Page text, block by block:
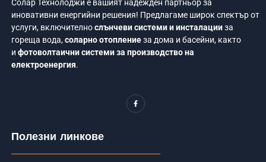
Солар Технолоджи е вашият надежден партньор за
иновативни енергийни решения! Предлагаме широк спектър от
услуги, включителнослънчеви системи и инсталацииза
гореща вода,соларно отоплениеза дома и басейни, както
и фотоволтаични системи за производство на
електроенергия.
F
a
c
f
Полезни линкове